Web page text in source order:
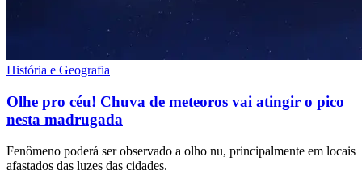
História e Geografia
Olhe pro céu! Chuva de meteoros vai atingir o pico
nesta madrugada
Fenômeno poderá ser observado a olho nu, principalmente em locais
afastados das luzes das cidades.